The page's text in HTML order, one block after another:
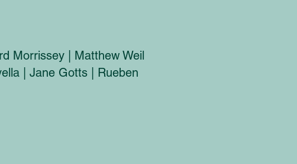
Morrissey | Matthew Weil
| Jane Gotts | Rueben